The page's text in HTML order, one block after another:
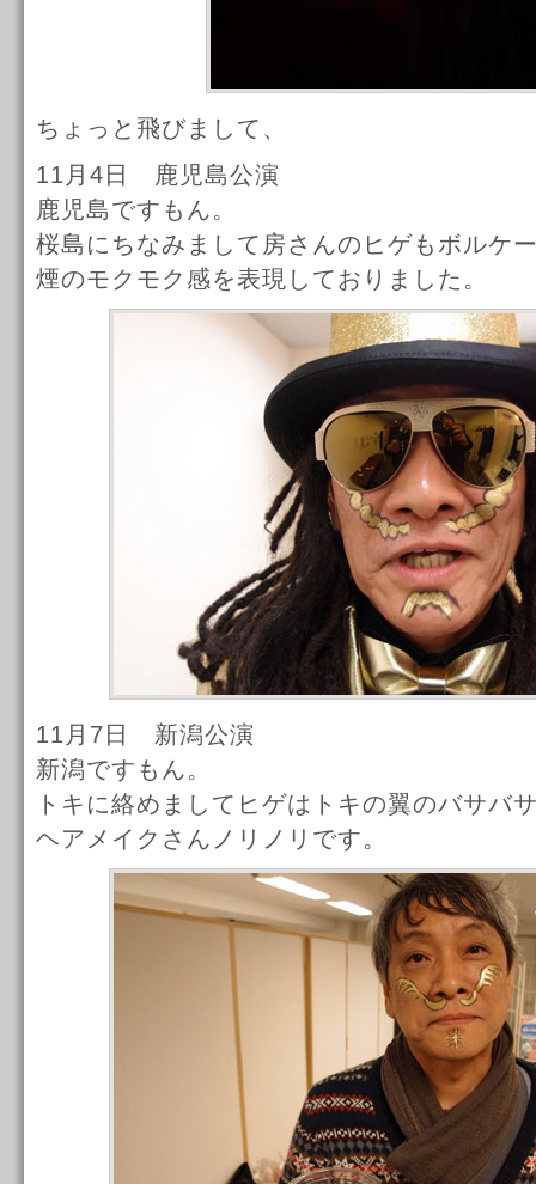
ちょっと飛びまして、
11月4日 鹿児島公演
鹿児島ですもん。
桜島にちなみまして房さんのヒゲもボルケ
煙のモクモク感を表現しておりました。
11月7日 新潟公演
新潟ですもん。
トキに絡めましてヒゲはトキの翼のバサバ
ヘアメイクさんノリノリです。